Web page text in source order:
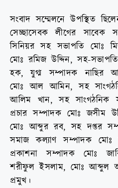
সংবাদ সম্মেলনে উপস্থিত
সেচ্ছাসেবক লীগের সাবেক
সিনিয়র সহ সভাপতি মোঃ
মোঃ রমিজ উদ্দিন, সহ-
হক, যুগ্ম সম্পাদক নাছির
মোঃ আল আমিন, সহ
আলিম খান, সহ সাংগঠনিক
প্রচার সম্পাদক মোঃ জসীম
মোঃ আব্দুর রব, সহ দপ্তর
সমাজ কল্যাণ সম্পাদক মোঃ
প্রকাশনা সম্পাদক মোঃ
শরীফুল ইসলাম, মোঃ আব্দুল
প্রমুখ।